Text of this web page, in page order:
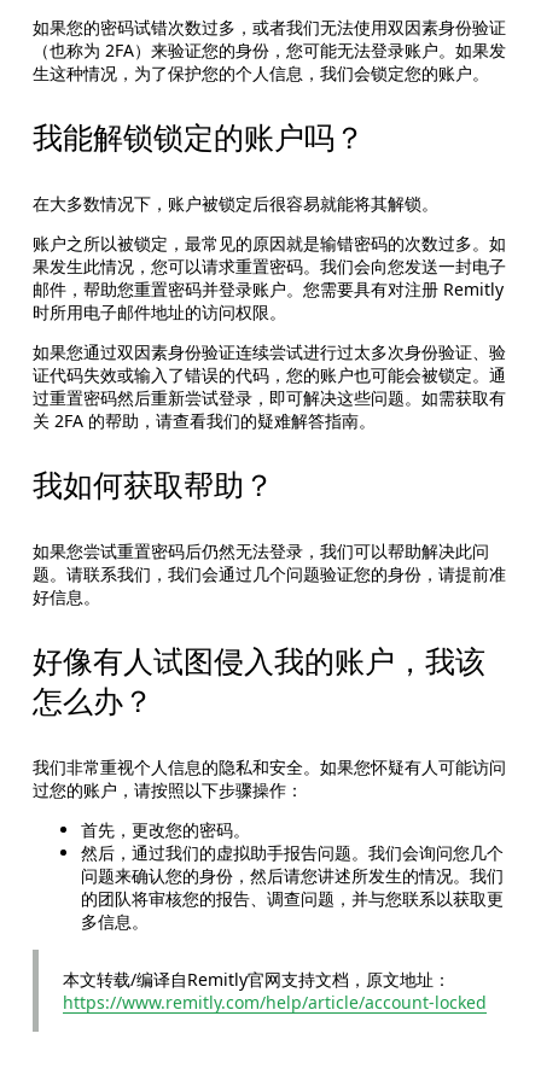
如果您的密码试错次数过多，或者我们无法使用双因素身份验证
（也称为 2FA）来验证您的身份，您可能无法登录账户。如果发
生这种情况，为了保护您的个人信息，我们会锁定您的账户。
我能解锁锁定的账户吗？
在大多数情况下，账户被锁定后很容易就能将其解锁。
账户之所以被锁定，最常见的原因就是输错密码的次数过多。如
果发生此情况，您可以请求重置密码。我们会向您发送一封电子
邮件，帮助您重置密码并登录账户。您需要具有对注册 Remitly
时所用电子邮件地址的访问权限。
如果您通过双因素身份验证连续尝试进行过太多次身份验证、验
证代码失效或输入了错误的代码，您的账户也可能会被锁定。通
过重置密码然后重新尝试登录，即可解决这些问题。如需获取有
关 2FA 的帮助，请查看我们的疑难解答指南。
我如何获取帮助？
如果您尝试重置密码后仍然无法登录，我们可以帮助解决此问
题。请联系我们，我们会通过几个问题验证您的身份，请提前准
好信息。
好像有人试图侵入我的账户，我该
怎么办？
我们非常重视个人信息的隐私和安全。如果您怀疑有人可能访问
过您的账户，请按照以下步骤操作：
首先，更改您的密码。
然后，通过我们的虚拟助手报告问题。我们会询问您几个
问题来确认您的身份，然后请您讲述所发生的情况。我们
的团队将审核您的报告、调查问题，并与您联系以获取更
多信息。
本文转载/编译自Remitly官网支持文档，原文地址：
https://www.remitly.com/help/article/account-locked